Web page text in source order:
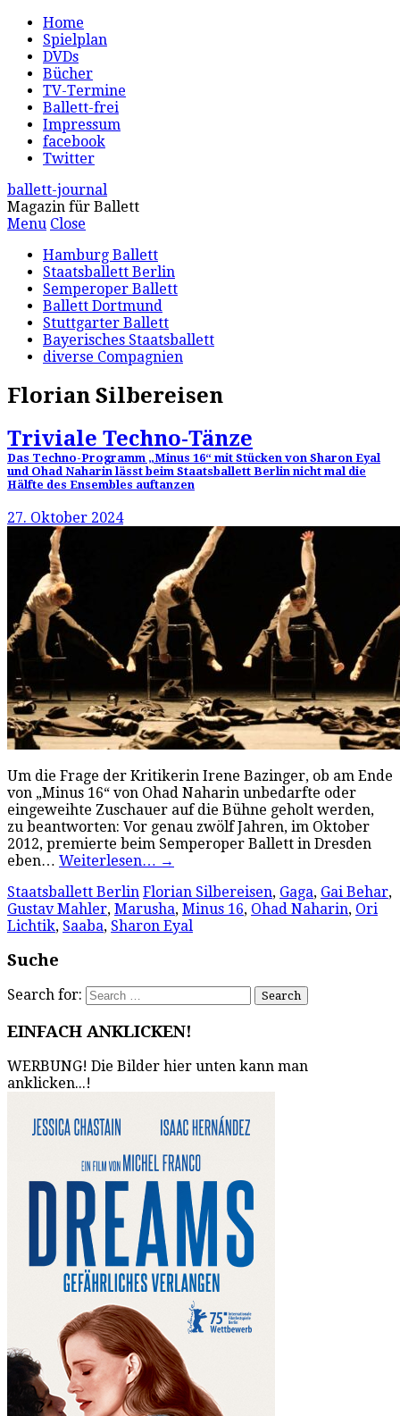
Home
Spielplan
DVDs
Bücher
TV-Termine
Ballett-frei
Impressum
facebook
Twitter
ballett-journal
Magazin für Ballett
Menu Close
Hamburg Ballett
Staatsballett Berlin
Semperoper Ballett
Ballett Dortmund
Stuttgarter Ballett
Bayerisches Staatsballett
diverse Compagnien
Florian Silbereisen
Triviale Techno-Tänze
Das Techno-Programm „Minus 16“ mit Stücken von Sharon Eyal
und Ohad Naharin lässt beim Staatsballett Berlin nicht mal die
Hälfte des Ensembles auftanzen
27. Oktober 2024
Um die Frage der Kritikerin Irene Bazinger, ob am Ende
von „Minus 16“ von Ohad Naharin unbedarfte oder
eingeweihte Zuschauer auf die Bühne geholt werden,
zu beantworten: Vor genau zwölf Jahren, im Oktober
2012, premierte beim Semperoper Ballett in Dresden
eben… Weiterlesen… →
Staatsballett Berlin Florian Silbereisen, Gaga, Gai Behar,
Gustav Mahler, Marusha, Minus 16, Ohad Naharin, Ori
Lichtik, Saaba, Sharon Eyal
Suche
Search for:
EINFACH ANKLICKEN!
WERBUNG! Die Bilder hier unten kann man
anklicken...!